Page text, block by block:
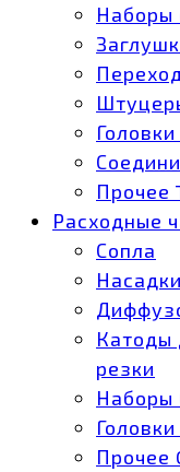
Наборы
Прочее
Расходные
Сопла
Насадки
Катоды
резки
Наборы
Прочее